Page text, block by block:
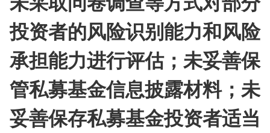
投资者的风险识别能力和风险
承担能力进行评估；未妥善保
管私募基金信息披露材料；未
妥善保存私募基金投资者适当